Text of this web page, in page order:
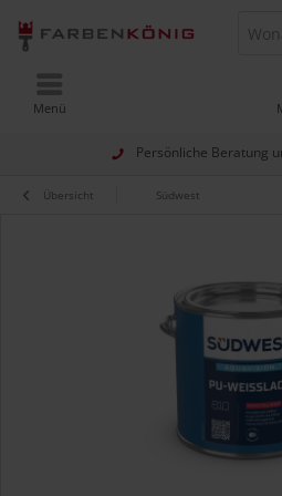
Persönliche Beratung
Menü
Übersicht Südwest